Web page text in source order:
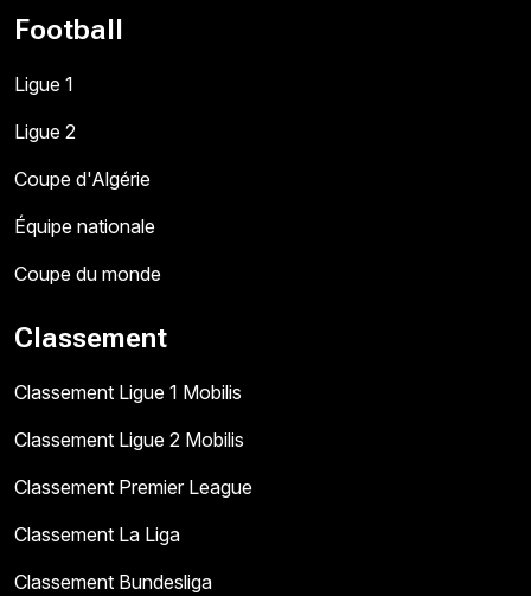
Football
Ligue 1
Ligue 2
Coupe d'Algérie
Équipe nationale
Coupe du monde
Classement
Classement Ligue 1 Mobilis
Classement Ligue 2 Mobilis
Classement Premier League
Classement La Liga
Classement Bundesliga